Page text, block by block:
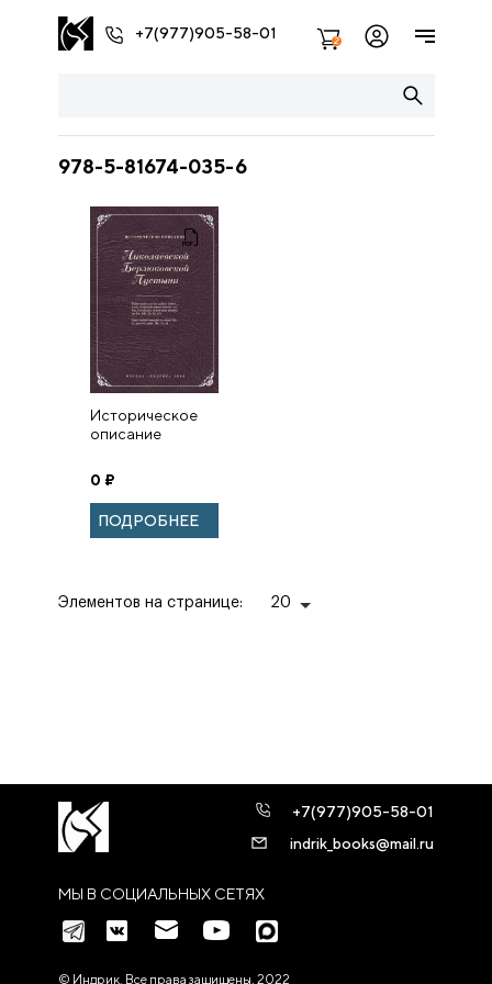
+7(977)905-58-01 2
978-5-81674-035-6
Историческое
описание
Берлюковской
пустыни
0 ₽
ПОДРОБНЕЕ
Элементов на странице: 20
МЫ В СОЦИАЛЬНЫХ СЕТЯХ
+7(977)905-58-01
indrik_books@mail.ru
© Индрик. Все права защищены, 2022